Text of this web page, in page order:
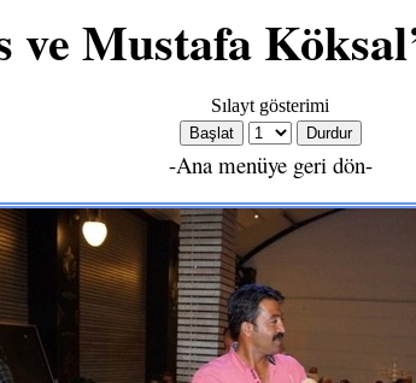
ve Mustafa
Sılayt gösterimi
-Ana menüye geri dön-